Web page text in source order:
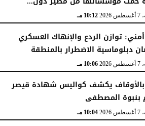
10:12 مـ
توازن الردع والإنهاك العسكري
دبلوماسية الاضطرار بالمنطقة
10:06 مـ
بالأوقاف يكشف كواليس شهادة قيصر
بنبوة المصطفى
10:04 مـ